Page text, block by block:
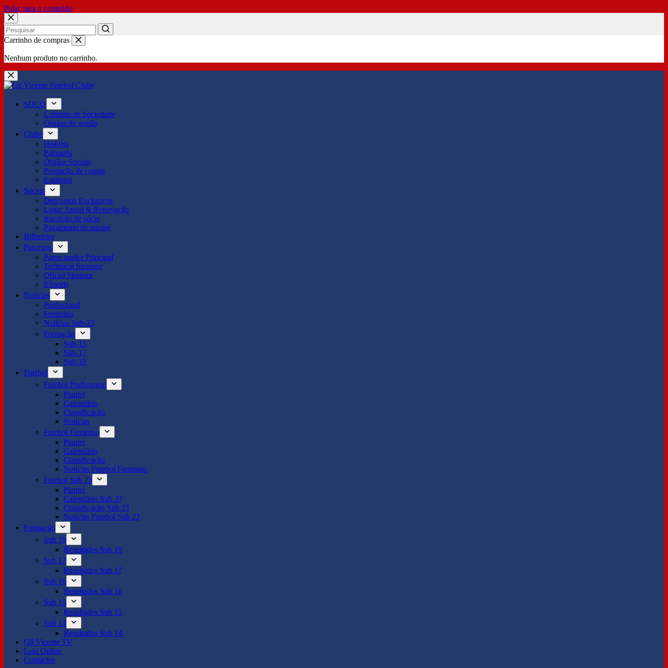
Pular para o conteúdo
No
Carrinho de compras
Nenhum produto no carrinho.
SDUQ
Contrato de Sociedade
Órgãos de gestão
Clube
História
Palmarés
Órgãos Sociais
Prestação de contas
Estatutos
Sócios
Descontos Exclusivos
Lugar Anual & Renovação
Inscrição de sócio
Pagamento de quotas
Bilheteira
Parceiros
Patrocinador Principal
Technical Sponsor
Oficial Sponsor
ESports
Notícias
Profissional
Feminino
Notícias Sub-23
Formação
Sub-15
Sub-17
Sub-19
Futebol
Futebol Profissional
Plantel
Calendário
Classificação
Notícias
Futebol Feminino
Plantel
Calendário
Classificação
Notícias Futebol Feminino
Futebol Sub 23
Plantel
Calendário Sub 23
Classificação Sub 23
Notícias Futebol Sub 23
Formação
Sub 19
Resultados Sub 19
Sub 17
Resultados Sub 17
Sub 16
Resultados Sub 16
Sub 15
Resultados Sub 15
Sub 14
Resultados Sub 14
Gil Vicente TV
Loja Online
Contactos